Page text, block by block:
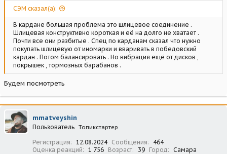
СЭМ сказал(а):
В кардане большая проблема это шлицевое соединение .
Шлицевая конструктивно короткая и её на долго не хватает .
Почти все они разбитые . Спец по карданам сказал что нужно
покупать шлицевую от иномарки и вваривать в победовский
кардан . Потом балансировать . Но вибрация ещё от дисков ,
покрышек , тормозных барабанов .
Будем посмотреть
mmatveyshin
Пользователь Топикстартер
Регистрация 12.08.2024 Сообщения
464
Оценка реакций
1 756 Возраст 39 Город Самара